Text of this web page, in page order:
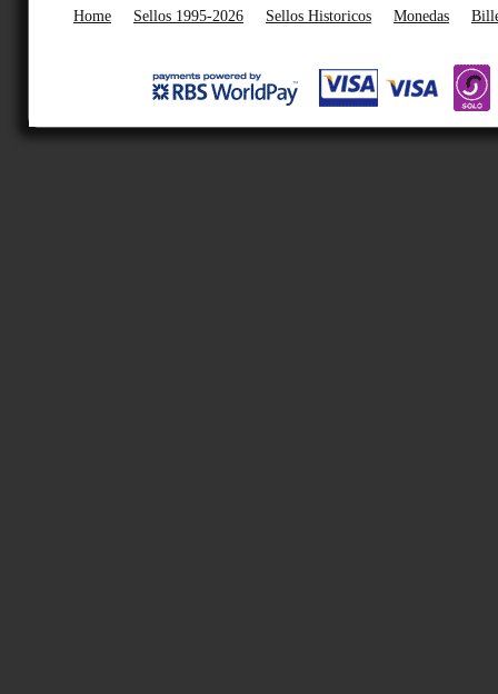
Home Sellos 1995-2026 Sellos Historicos Monedas